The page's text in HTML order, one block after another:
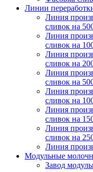
Линии
Линия
сливок на
Линия
сливок на
Линия
сливок на
Линия
сливок на
Линия
сливок на
Линия
сливок на
Линия
сливок на
Линия
Модульные
Завод